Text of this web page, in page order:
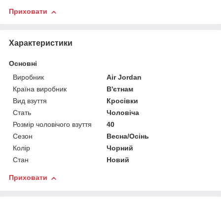
Приховати
Характеристики
Основні
Виробник
Air Jordan
Країна виробник
В'єтнам
Вид взуття
Кросівки
Стать
Чоловіча
Розмір чоловічого взуття
40
Сезон
Весна/Осінь
Колір
Чорний
Стан
Новий
Приховати